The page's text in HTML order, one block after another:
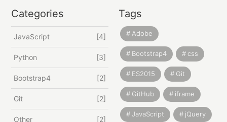
Categories
JavaScript 4
Python 3
Bootstrap4 2
Git 2
Other 2
Tags
Adobe
Bootstrap4 css
ES2015 Git
GitHub iframe
JavaScript jQuery